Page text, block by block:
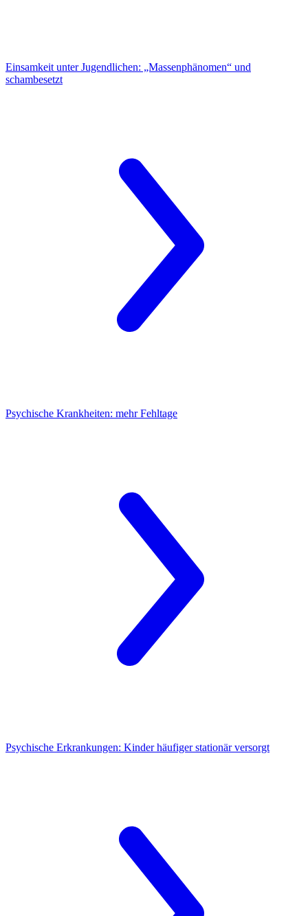
Einsamkeit unter Jugendlichen: „Massenphänomen“ und
schambesetzt
Psychische Krankheiten: mehr Fehltage
Psychische Erkrankungen: Kinder häufiger stationär versorgt